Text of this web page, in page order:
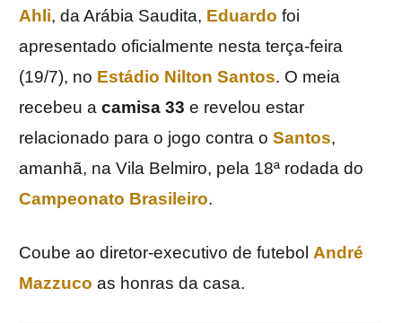
Ahli, da Arábia Saudita, Eduardo foi
apresentado oficialmente nesta terça-feira
(19/7), no Estádio Nilton Santos. O meia
recebeu a camisa 33 e revelou estar
relacionado para o jogo contra o Santos,
amanhã, na Vila Belmiro, pela 18ª rodada do
Campeonato Brasileiro.
Coube ao diretor-executivo de futebol André
Mazzuco as honras da casa.